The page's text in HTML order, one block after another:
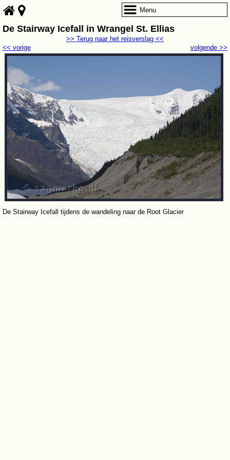
De Stairway Icefall in Wrangel St. Ellias
volgende >>
<< vorige
>> Terug naar het reisverslag <<
De Stairway Icefall tijdens de wandeling naar de Root Glacier
Menu